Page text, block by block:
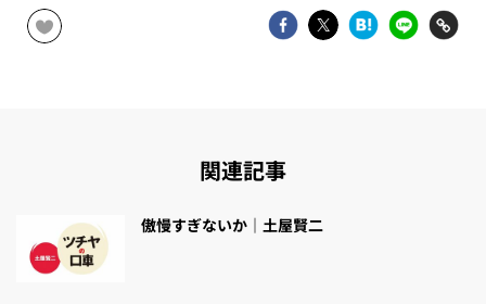
関連記事
傲慢すぎないか｜土屋賢二